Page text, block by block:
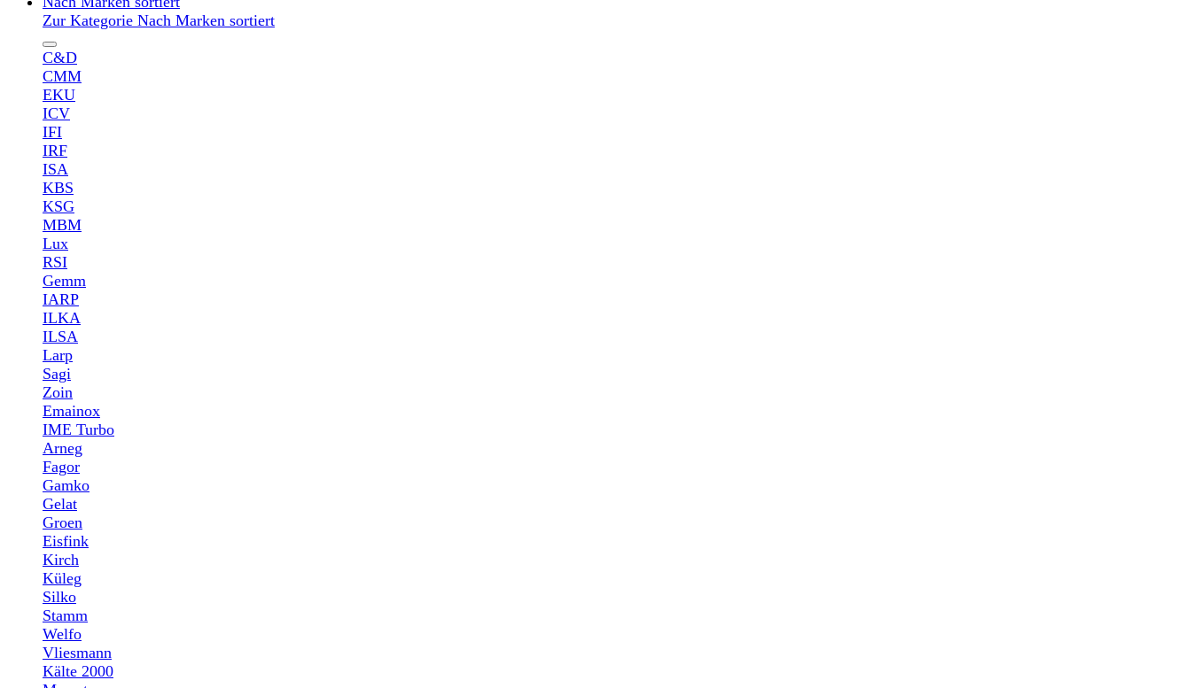
Zur Kategorie Nach Marken sortiert
C&D
CMM
EKU
ICV
IFI
IRF
ISA
KBS
KSG
MBM
Lux
RSI
Gemm
IARP
ILKA
ILSA
Larp
Sagi
Zoin
Emainox
IME Turbo
Arneg
Fagor
Gamko
Gelat
Groen
Eisfink
Kirch
Küleg
Silko
Stamm
Welfo
Vliesmann
Kälte 2000